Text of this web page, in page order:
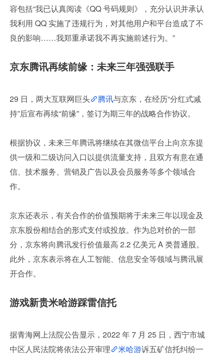
容包括“我已认真阅读《QQ 号码规则》，充分认识并承认
我利用 QQ 实施了违规行为，对其他用户和平台造成了不
良的影响……我郑重承诺我不再实施前述行为。”
京东腾讯再续前缘：未来三年强强联手
29 日，两大互联网巨头 腾讯与京东，在经历“分红式减
持”后宣布再续“前缘”，签订为期三年的战略合作协议。
根据协议，未来三年腾讯将继续在其微信平台上向京东提
供一级和二级访问入口以提供流量支持，且双方有意在通
信、技术服务、营销及广告以及会员服务等多个领域合
作。
京东还表示，有关合作的价值预期将于未来三年以现金及
京东股份相结合的形式支付或投放。作为总对价的一部
分，京东将向腾讯发行价值最高 2.2 亿美元 A 类普通股。
此外，京东表示将在人工智能、信息安全等领域与腾讯展
开合作。
游戏新贵米哈游踩雷信托
据青海网上法院公告显示，2022 年 7 月 25 日，西宁市城
中区人民法院将依法公开审理
米哈游诉五矿信托纠纷一